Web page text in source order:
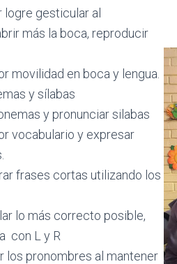
logre gesticular al
más la boca, reproducir
movilidad en boca y lengua.
y sílabas
y pronunciar silabas
vocabulario y expresar
frases cortas utilizando los
lo más correcto posible,
con L y R
los pronombres al mantener